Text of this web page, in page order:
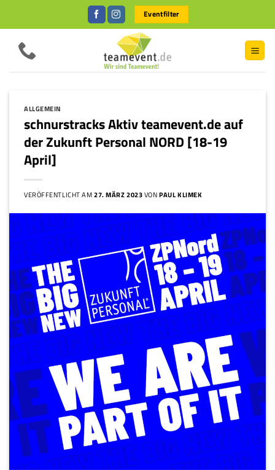
Eventfilter
ALLGEMEIN
schnurstracks Aktiv teamevent.de auf
der Zukunft Personal NORD [18-19
April]
VERÖFFENTLICHT AM27. MÄRZ 2023VONPAUL KLIMEK